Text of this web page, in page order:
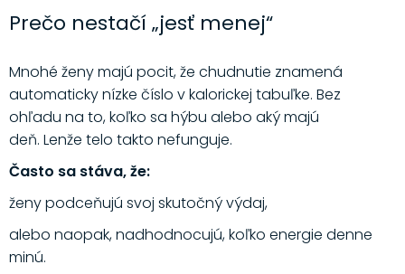
Prečo nestačí „jesť menej“
Mnohé ženy majú pocit, že chudnutie znamená
automaticky nízke číslo v kalorickej tabuľke. Bez
ohľadu na to, koľko sa hýbu alebo aký majú
deň. Lenže telo takto nefunguje.
Často sa stáva, že:
ženy podceňujú svoj skutočný výdaj,
alebo naopak, nadhodnocujú, koľko energie denne
minú.